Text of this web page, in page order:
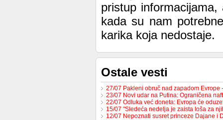
pristup
kada su nam
karika koja nedostaje.
Ostale vesti
27/07 Pakleni obruč nad zapadom Evrope
23/07 Novi udar na Putina: Ograničena
22/07 Odluka već doneta: Evropa će
15/07 "Sledeća nedelja je zaista loša za
12/07 Nepoznati susret princeze Dajane i